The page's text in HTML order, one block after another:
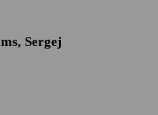
Sergej